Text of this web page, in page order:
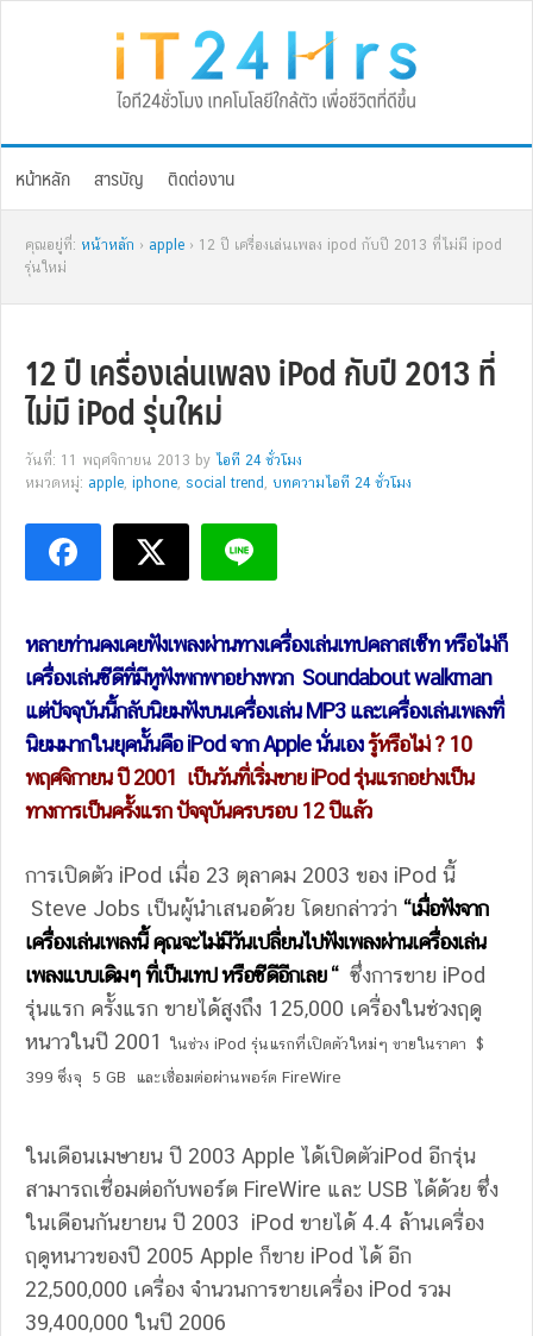
หน้าหลัก สารบัญ ติดต่องาน
คุณอยู่ที่: หน้าหลัก › apple › 12 ปี เครื่องเล่นเพลง ipod กับปี 2013 ที่ไม่มี ipod
รุ่นใหม่
12 ปี เครื่องเล่นเพลง iPod กับปี 2013 ที่
ไม่มี iPod รุ่นใหม่
วันที่: 11 พฤศจิกายน 2013 by ไอที 24 ชั่วโมง
หมวดหมู่: apple, iphone, social trend , บทความไอที 24 ชั่วโมง
หลายท่านคงเคยฟังเพลงผ่านทางเครื่องเล่นเทปคลาสเซ็ท หรือไม่ก็
เครื่องเล่นซีดีที่มีหูฟังพกพาอย่างพวก Soundabout walkman
แต่ปัจจุบันนี้กลับนิยมฟังบนเครื่องเล่น MP3 และเครื่องเล่นเพลงที่
นิยมมากในยุคนั้นคือ iPod จาก Apple นั่นเองรู้หรือไม่ ? 10
พฤศจิกายน ปี 2001 เป็นวันที่เริ่มขาย iPod รุ่นแรกอย่างเป็น
ทางการเป็นครั้งแรก ปัจจุบันครบรอบ 12 ปีแล้ว
การเปิดตัว iPod เมื่อ 23 ตุลาคม 2003 ของ iPod นี้
Steve Jobs เป็นผู้นำเสนอด้วย โดยกล่าวว่า “เมื่อฟังจาก
เครื่องเล่นเพลงนี้ คุณจะไม่มีวันเปลี่ยนไปฟังเพลงผ่านเครื่องเล่น
เพลงแบบเดิมๆ ที่เป็นเทป หรือซีดีอีกเลย “ซึ่งการขาย iPod
รุ่นแรก ครั้งแรก ขายได้สูงถึง 125,000 เครื่องในช่วงฤดู
หนาวในปี 2001
ในช่วง iPod รุ่นแรกที่เปิดตัวใหม่ๆ ขายในราคา $
399 ซึ่งจุ 5 GB และเชื่อมต่อผ่านพอร์ต FireWire
ในเดือนเมษายน ปี 2003 Apple ได้เปิดตัวiPod อีกรุ่น
สามารถเชื่อมต่อกับพอร์ต FireWire และ USB ได้ด้วย ซึ่ง
ในเดือนกันยายน ปี 2003 iPod ขายได้ 4.4 ล้านเครื่อง
ฤดูหนาวของปี 2005 Apple ก็ขาย iPod ได้ อีก
22,500,000 เครื่อง จำนวนการขายเครื่อง iPod รวม
39,400,000 ในปี 2006